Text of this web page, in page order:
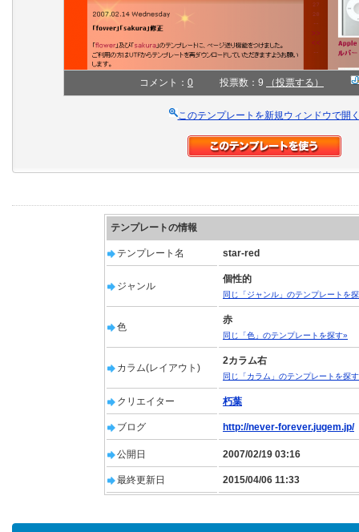
コメント： 0 投票数：9 （投票する）
このテンプレートを新規ウィンドウで開
テンプレートの情報
テンプレート名 star-red
ジャンル
個性的
同じ「ジャンル」のテンプレートを
色
赤
同じ「色」のテンプレートを探す»
カラム(レイアウト)
2カラム右
同じ「カラム」のテンプレートを探
クリエイター 朽葉
ブログ http://never-forever.jugem.jp/
公開日 2007/02/19 03:16
最終更新日 2015/04/06 11:33